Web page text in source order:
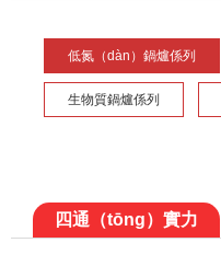
低氮（dàn）鍋爐係列
生物質鍋爐係列
四通（tōng）實力